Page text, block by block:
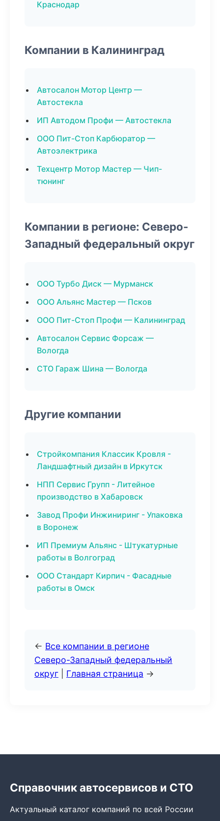
Краснодар
Компании в Калининград
Автосалон Мотор Центр —
Автостекла
ИП Автодом Профи — Автостекла
ООО Пит-Стоп Карбюратор —
Автоэлектрика
Техцентр Мотор Мастер — Чип-
тюнинг
Компании в регионе: Северо-
Западный федеральный округ
ООО Турбо Диск — Мурманск
ООО Альянс Мастер — Псков
ООО Пит-Стоп Профи — Калининград
Автосалон Сервис Форсаж —
Вологда
СТО Гараж Шина — Вологда
Другие компании
Стройкомпания Классик Кровля -
Ландшафтный дизайн в Иркутск
НПП Сервис Групп - Литейное
производство в Хабаровск
Завод Профи Инжиниринг - Упаковка
в Воронеж
ИП Премиум Альянс - Штукатурные
работы в Волгоград
ООО Стандарт Кирпич - Фасадные
работы в Омск
← Все компании в регионе
Северо-Западный федеральный
округ
Главная страница →
Справочник автосервисов и СТО
Актуальный каталог компаний по всей России